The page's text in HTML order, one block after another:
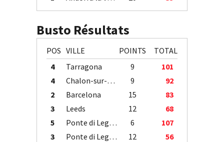
Busto Résultats
POS VILLE POINTS
TOTAL
4
Tarragona 9
101
4
Chalon-sur-Saône 9
92
2
Barcelona 15
83
3
Leeds 12
68
5
Ponte di Legno 6
107
3
Ponte di Legno 12
56